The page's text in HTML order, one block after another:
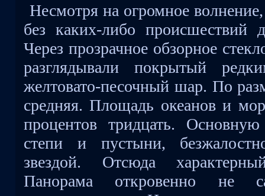
Несмотря на огромное
без каких-либо происшествий
Через прозрачное обзорное
разглядывали покрытый
желтовато-песочный шар. По
средняя. Площадь океанов и
процентов тридцать.
степи и пустыни,
звездой. Отсюда
Панорама откровенно не